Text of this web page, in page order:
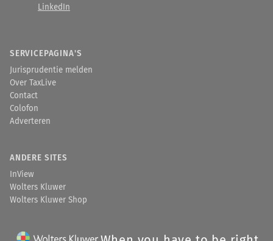
LinkedIn
SERVICEPAGINA'S
Jurisprudentie melden
Over TaxLive
Contact
Colofon
Adverteren
ANDERE SITES
InView
Wolters Kluwer
Wolters Kluwer Shop